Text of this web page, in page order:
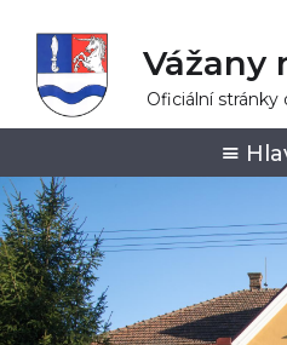
Vážany
Oficiální stránky